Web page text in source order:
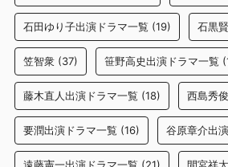
石田ゆり子出演ドラマ一覧 (19) 石黒
笠智衆 (37) 笹野高史出演ドラマ一覧
藤木直人出演ドラマ一覧 (18) 西島秀
要潤出演ドラマ一覧 (16) 谷原章介出